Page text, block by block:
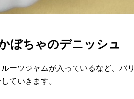
ぼちゃのデニッシュ
ーツジャムが入っているなど、バ
ていきます。